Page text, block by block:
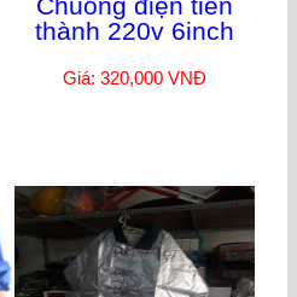
thành 220v 6inch
Giá: 320,000 VNĐ